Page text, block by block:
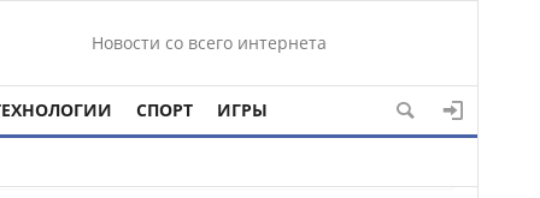
Новости со всего интернета
СПОРТ ИГРЫ